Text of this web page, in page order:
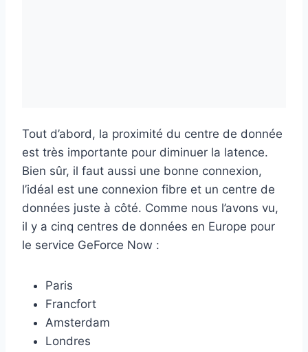
Tout d’abord, la proximité du centre de donnée
est très importante pour diminuer la latence.
Bien sûr, il faut aussi une bonne connexion,
l’idéal est une connexion fibre et un centre de
données juste à côté. Comme nous l’avons vu,
il y a cinq centres de données en Europe pour
le service GeForce Now :
Paris
Francfort
Amsterdam
Londres